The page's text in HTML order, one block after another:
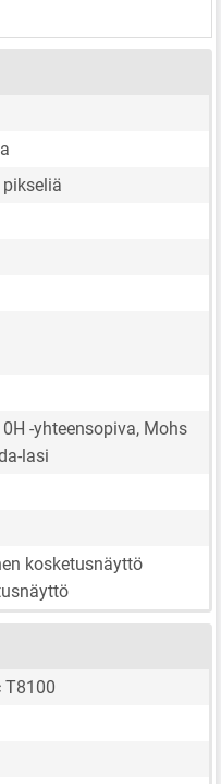
-yhteensopiva, Mohs
lasi
kosketusnäyttö
T8100